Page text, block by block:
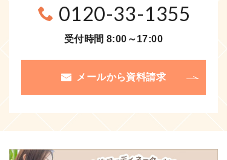
0120-33-1355
受付時間 8:00～17:00
メールから資料請求